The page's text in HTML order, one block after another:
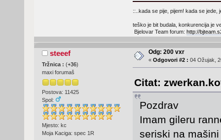
::..kada se pije, pijem! kada se jede,
teško je bit budala, konkurencija je
Bjelovar Team forum: http://
steeef
Tržnica : (+36)
maxi forumaš
Postova: 11425
Spol:
Mjesto: kc
Moja Kaciga: spec 1R
Odg: 200 vxr
« Odgovori #2 : 04 Ožujak,
Citat:
Pozdrav
Imam gileru
seriski na